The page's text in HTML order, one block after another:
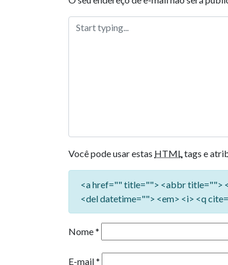
Você pode usar estas HTMLtags e
<a href="" title=""> <abbr title="">
<del datetime=""> <em> <i> <q
Nome*
E-mail*